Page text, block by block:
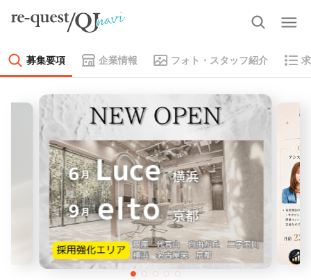
募集要項 企業情報 フォト・スタッフ紹介